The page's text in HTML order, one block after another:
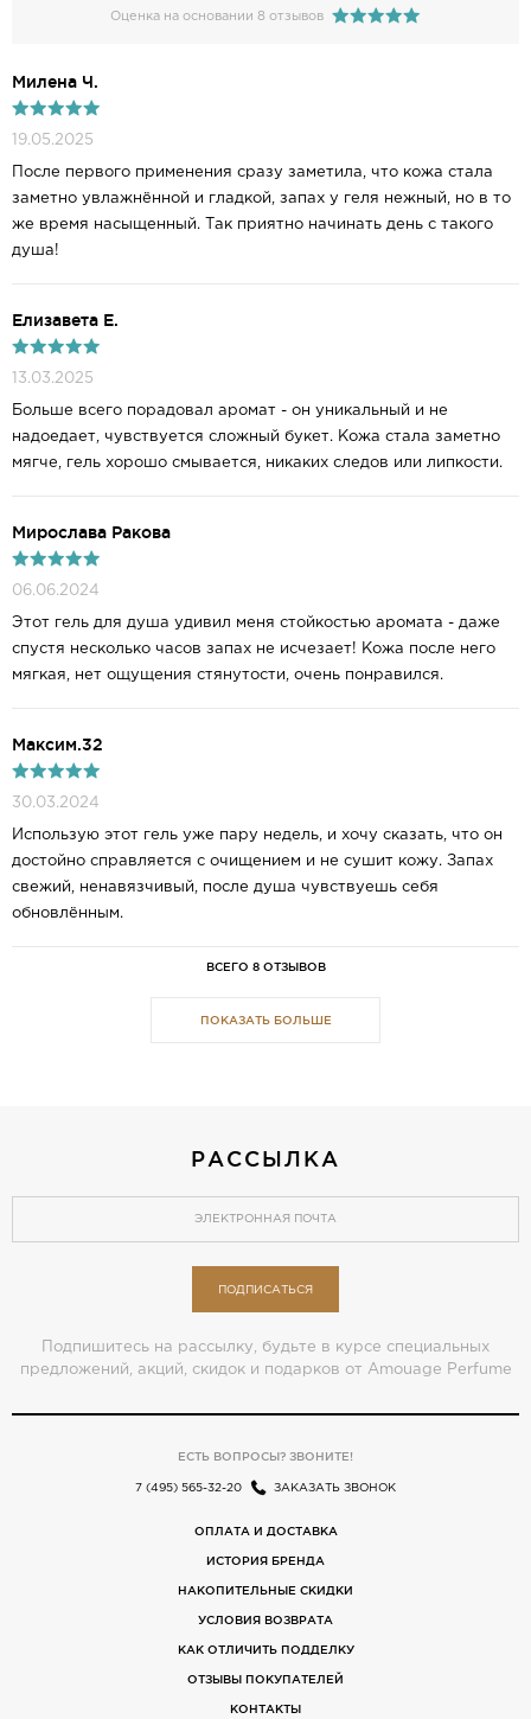
Оценка на основании 8 отзывов
Милена Ч.
19.05.2025
После первого применения сразу заметила, что кожа стала
заметно увлажнённой и гладкой, запах у геля нежный, но в то
же время насыщенный. Так приятно начинать день с такого
душа!
Елизавета Е.
13.03.2025
Больше всего порадовал аромат - он уникальный и не
надоедает, чувствуется сложный букет. Кожа стала заметно
мягче, гель хорошо смывается, никаких следов или липкости.
Мирослава Ракова
06.06.2024
Этот гель для душа удивил меня стойкостью аромата - даже
спустя несколько часов запах не исчезает! Кожа после него
мягкая, нет ощущения стянутости, очень понравился.
Максим.32
30.03.2024
Использую этот гель уже пару недель, и хочу сказать, что он
достойно справляется с очищением и не сушит кожу. Запах
свежий, ненавязчивый, после душа чувствуешь себя
обновлённым.
ВСЕГО 8 ОТЗЫВОВ
ПОКАЗАТЬ БОЛЬШЕ
РАССЫЛКА
ПОДПИСАТЬСЯ
Подпишитесь на рассылку, будьте в курсе специальных
предложений, акций, скидок и подарков от Amouage Perfume
ЕСТЬ ВОПРОСЫ? ЗВОНИТЕ!
7 (495) 565-32-20 ЗАКАЗАТЬ ЗВОНОК
ОПЛАТА И ДОСТАВКА
ИСТОРИЯ БРЕНДА
НАКОПИТЕЛЬНЫЕ СКИДКИ
УСЛОВИЯ ВОЗВРАТА
КАК ОТЛИЧИТЬ ПОДДЕЛКУ
ОТЗЫВЫ ПОКУПАТЕЛЕЙ
КОНТАКТЫ